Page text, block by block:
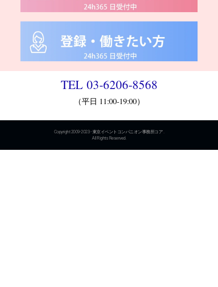
TEL 03-6206-8568
（平日 11:00-19:00）
Copyright 2009-2023 - 東京イベントコンパニオン事務所コア .
All Rights Reserved.